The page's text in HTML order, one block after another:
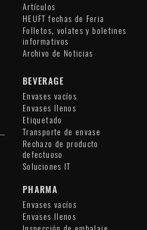
Artículos
HEUFT fechas de Feria
Folletos, volates y boletines
informativos
Archivo de Noticias
BEVERAGE
Envases vacíos
Envases llenos
Etiquetado
Transporte de envase
Rechazo de producto
defectuoso
Soluciones IT
PHARMA
Envases vacíos
Envases llenos